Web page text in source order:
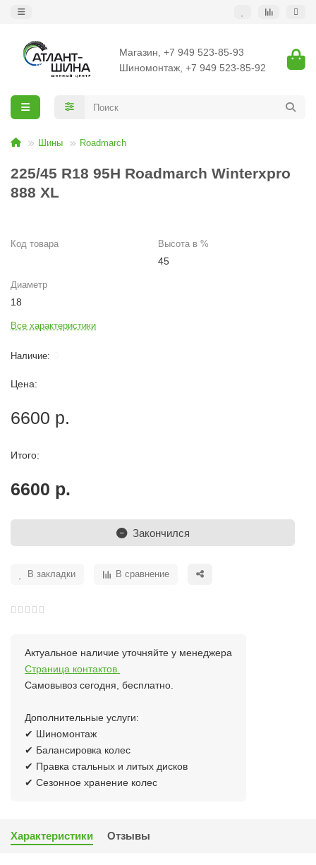
Магазин, +7 949 523-85-93
Шиномонтаж, +7 949 523-85-92
Шины Roadmarch
225/45 R18 95H Roadmarch Winterxpro
888 XL
Код товара Высота в %
45
Диаметр
18
Все характеристики
Цена:
6600 р.
Итого:
6600 р.
Закончился
В закладки В сравнение
Актуальное наличие уточняйте у менеджера
Страница контактов.
Самовывоз сегодня, бесплатно.
Дополнительные услуги:
✔ Шиномонтаж
✔ Балансировка колес
✔ Правка стальных и литых дисков
✔ Сезонное хранение колес
Характеристики Отзывы